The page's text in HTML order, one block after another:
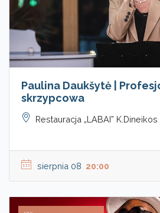
Paulina Daukšytė |
skrzypcowa
Restauracja „LABAI”
sierpnia 08 20:00